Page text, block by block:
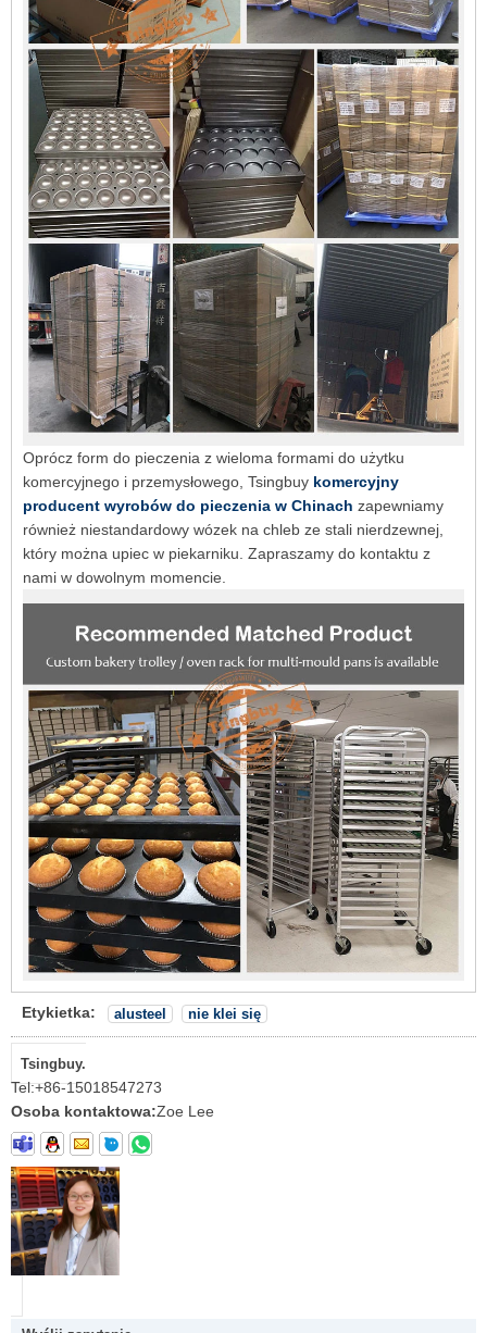
Oprócz form do pieczenia z wieloma formami do użytku
komercyjnego i przemysłowego, Tsingbuy komercyjny
producent wyrobów do pieczenia w Chinach zapewniamy
również niestandardowy wózek na chleb ze stali nierdzewnej,
który można upiec w piekarniku. Zapraszamy do kontaktu z
nami w dowolnym momencie.
Etykietka: alusteel nie klei się
Tsingbuy.
Tel:+86-15018547273
Osoba kontaktowa:Zoe Lee